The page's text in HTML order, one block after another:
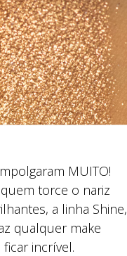
MUITO!
torce o nariz
a linha Shine,
qualquer make
incrível.